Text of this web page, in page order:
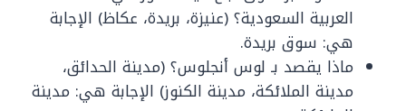
العربية السعودية؟ (عنيزة، بريدة، عكاظ) الإجابة
هي: سوق بريدة.
ماذا يقصد بـ لوس أنجلوس؟ (مدينة الحدائق،
مدينة الملائكة، مدينة الكنوز) الإجابة هي: مدينة